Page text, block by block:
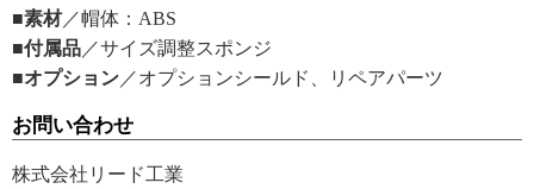
■素材／帽体：ABS
■付属品 ／サイズ調整スポンジ
■オプション ／オプションシールド、リペアパーツ
お問い合わせ
株式会社リード工業